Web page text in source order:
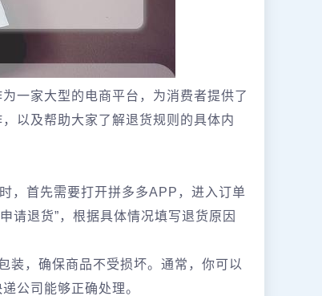
一家大型的电商平台，为消费者提供了
以及帮助大家了解退货规则的具体内
，首先需要打开拼多多APP，进入订单
请退货”，根据具体情况填写退货原因
装，确保商品不受损坏。通常，你可以
公司能够正确处理。